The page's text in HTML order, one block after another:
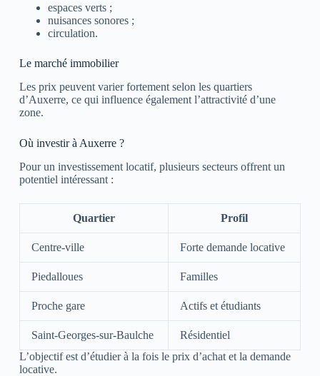
espaces verts ;
nuisances sonores ;
circulation.
Le marché immobilier
Les prix peuvent varier fortement selon les quartiers
d’Auxerre, ce qui influence également l’attractivité d’une
zone.
Où investir à Auxerre ?
Pour un investissement locatif, plusieurs secteurs offrent un
potentiel intéressant :
Quartier Profil
Centre-ville Forte demande locative
Piedalloues Familles
Proche gare Actifs et étudiants
Saint-Georges-sur-Baulche
Résidentiel
L’objectif est d’étudier à la fois le prix d’achat et la demande
locative.